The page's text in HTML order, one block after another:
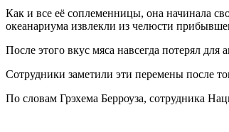
Как и все её соплеменницы, она начинала
океанариума извлекли из челюсти
После этого вкус мяса навсегда потерял
Сотрудники заметили эти перемены после
По словам Грэхема Берроуза, сотрудника